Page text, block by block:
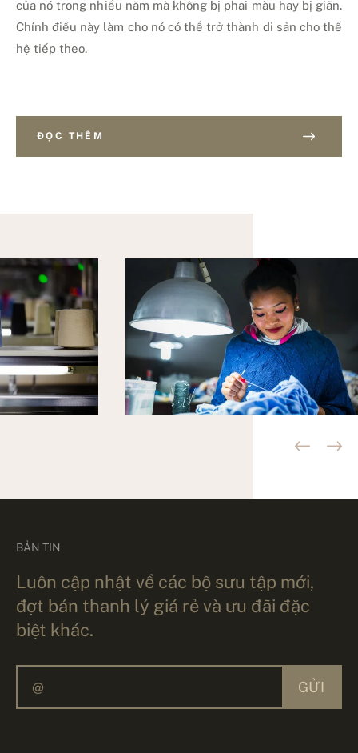
của nó trong nhiều năm mà không bị phai màu hay bị giãn.
Chính điều này làm cho nó có thể trở thành di sản cho thế
hệ tiếp theo.
ĐỌC THÊM
BẢN TIN
Luôn cập nhật về các bộ sưu tập mới,
đợt bán thanh lý giá rẻ và ưu đãi đặc
biệt khác.
GỬI